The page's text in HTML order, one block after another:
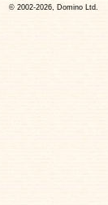
© 2002-2026, Domino Ltd.